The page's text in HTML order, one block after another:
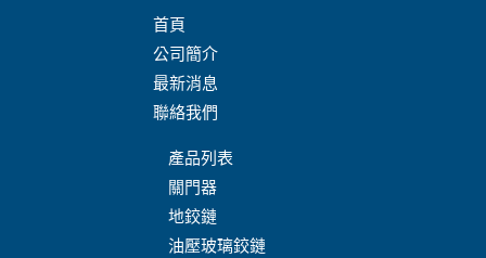
首頁
公司簡介
最新消息
聯絡我們
產品列表
關門器
地鉸鏈
油壓玻璃鉸鏈